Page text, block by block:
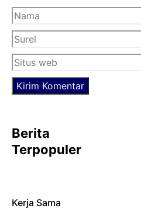
Nama
Berita
Terpopuler
Kerja Sama